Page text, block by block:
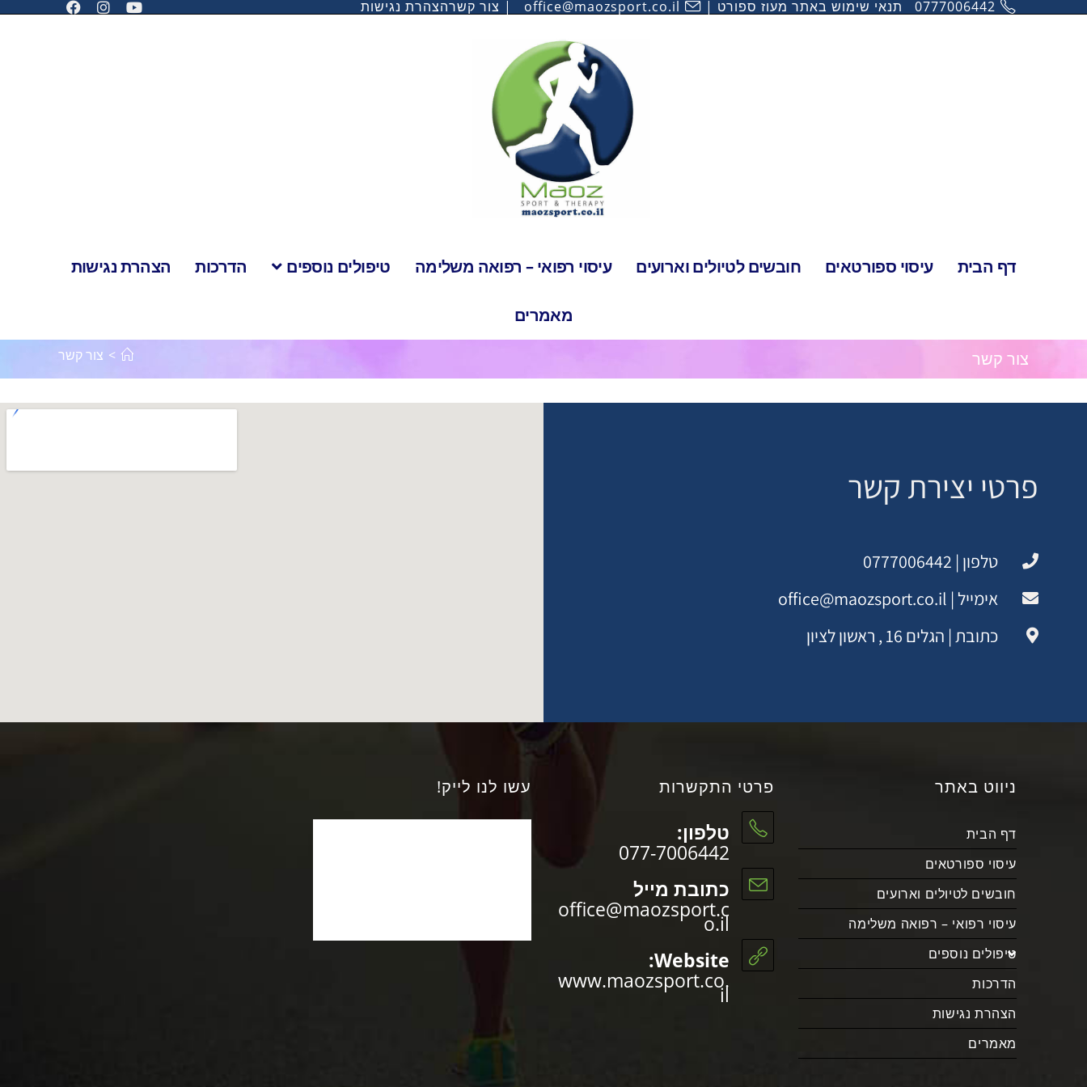
0777006442 תנאי שימוש באתר מעוז ספורט office@maozsport.co.il צור קשרהצהרת נגישות
דף הבית עיסוי ספורטאים חובשים לטיולים וארועים עיסוי רפואי – רפואה משלימה טיפולים נוספים הדרכות הצהרת נגישות
מאמרים
צור קשר
> צור קשר
פרטי יצירת קשר
טלפון | 0777006442
אימייל | office@maozsport.co.il
כתובת | הגלים 16 , ראשון לציון
ניווט באתר
דף הבית
עיסוי ספורטאים
חובשים לטיולים וארועים
עיסוי רפואי – רפואה משלימה
טיפולים נוספים
הדרכות
הצהרת נגישות
מאמרים
פרטי התקשרות
טלפון:
077-7006442
כתובת מייל
office@maozsport.c
o.il
Website:
www.maozsport.co.
il
עשו לנו לייק!